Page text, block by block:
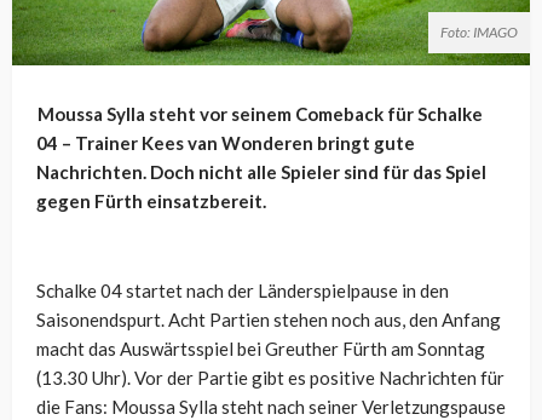
Foto: IMAGO
Moussa Sylla steht vor seinem Comeback für Schalke
04 – Trainer Keesvan Wonderen bringt gute
Nachrichten. Doch nicht alle Spieler sind für das Spiel
gegen Fürth einsatzbereit.
Schalke 04 startet nach der Länderspielpause in den
Saisonendspurt. Acht Partien stehen noch aus, den Anfang
macht das Auswärtsspiel bei Greuther Fürth am Sonntag
(13.30 Uhr). Vor der Partie gibt es positive Nachrichten für
die Fans: Moussa Sylla steht nach seiner Verletzungspause